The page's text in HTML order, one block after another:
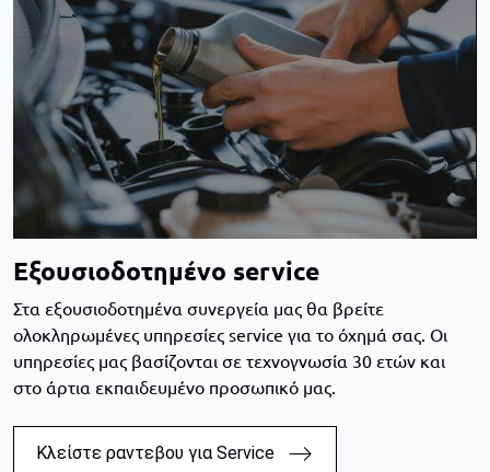
Εξουσιοδοτημένο service
Στα εξουσιοδοτημένα συνεργεία μας θα βρείτε
ολοκληρωμένες υπηρεσίες service για το όχημά σας. Οι
υπηρεσίες μας βασίζονται σε τεχνογνωσία 30 ετών και
στο άρτια εκπαιδευμένο προσωπικό μας.
Κλείστε ραντεβου για Service